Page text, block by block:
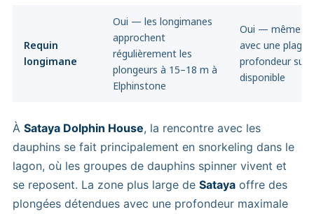
Requin
longimane
Oui — les longimanes
approchent
régulièrement les
plongeurs à 15–18 m à
Elphinstone
Oui — mêmes
avec une plage
profondeur
disponible
À Sataya Dolphin House, la rencontre avec les
dauphins se fait principalement en snorkeling dans le
lagon, où les groupes de dauphins spinner vivent et
se reposent. La zone plus large de Sataya offre des
plongées détendues avec une profondeur maximale